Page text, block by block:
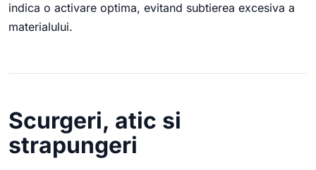
indica o activare optima, evitand subtierea excesiva a
materialului.
Scurgeri, atic si
strapungeri